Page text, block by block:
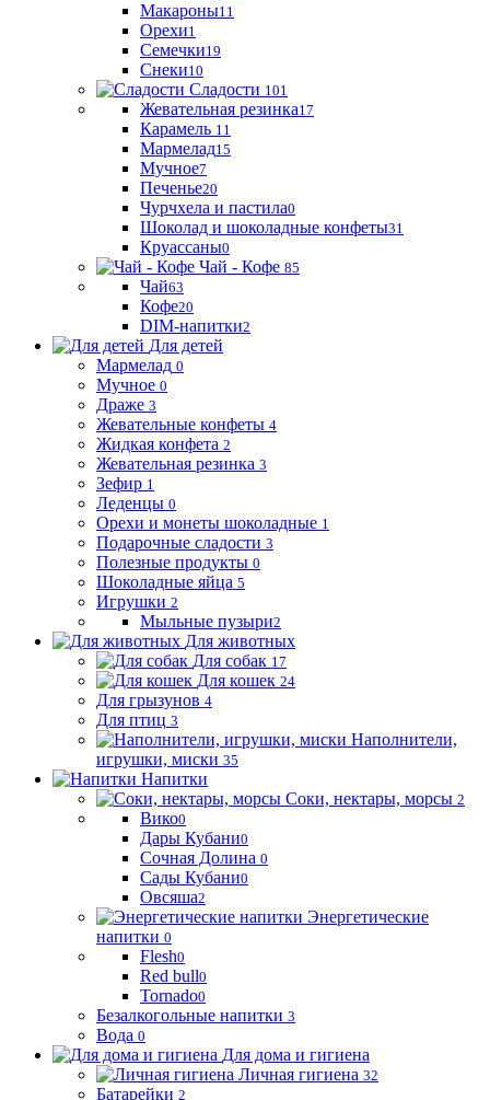
Макароны11
Орехи1
Семечки19
Снеки10
Сладости 101
Жевательная резинка17
Карамель 11
Мармелад15
Мучное7
Печенье20
Чурчхела и пастила0
Шоколад и шоколадные конфеты31
Круассаны0
Чай - Кофе 85
Чай63
Кофе20
DIM-напитки2
Для детей
Мармелад 0
Мучное 0
Драже 3
Жевательные конфеты 4
Жидкая конфета 2
Жевательная резинка 3
Зефир 1
Леденцы 0
Орехи и монеты шоколадные 1
Подарочные сладости 3
Полезные продукты 0
Шоколадные яйца 5
Игрушки 2
Мыльные пузыри2
Для животных
Для собак 17
Для кошек 24
Для грызунов 4
Для птиц 3
Наполнители,
игрушки, миски 35
Напитки
Соки, нектары, морсы 2
Вико0
Дары Кубани0
Сочная Долина 0
Сады Кубани0
Овсяша2
Энергетические
напитки 0
Flesh0
Red bull0
Tornado0
Безалкогольные напитки 3
Вода 0
Для дома и гигиена
Личная гигиена 32
Батарейки 2